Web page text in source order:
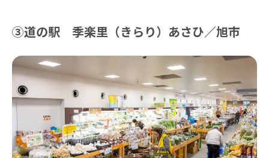
③道の駅 季楽里（きらり）あさひ／旭市